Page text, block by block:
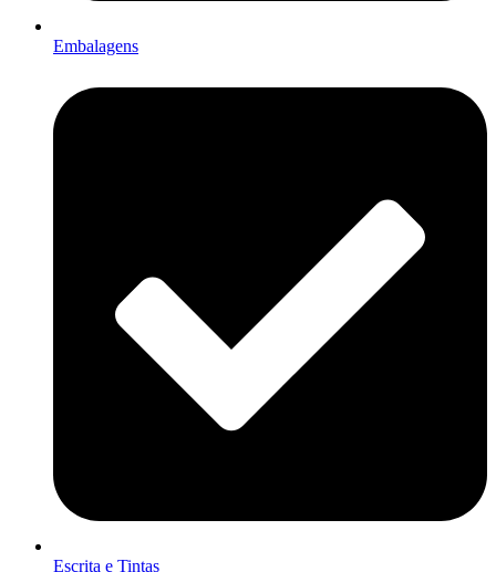
Embalagens
Escrita e Tintas